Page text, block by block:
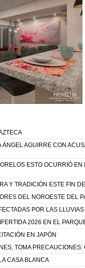
AGUIRRE CON
ESTO OCURRIÓ EN
Y TRADICIÓN ESTE FIN
DEL NOROESTE DEL
POR LAS
2026 EN EL
EN JAPÓN
TOMA
CASA BLANCA